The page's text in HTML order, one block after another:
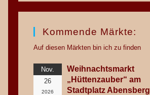
Kommende Märkte:
Auf diesen Märkten bin ich zu finden
Nov.
26
2026
Weihnachtsmarkt
„Hüttenzauber“ am
Stadtplatz Abensberg